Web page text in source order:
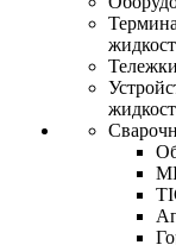
Тележки